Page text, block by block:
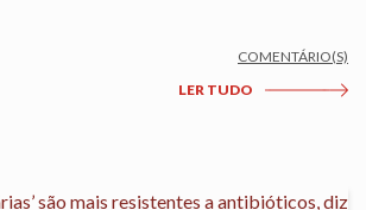
COMENTÁRIO(S)
LER TUDO